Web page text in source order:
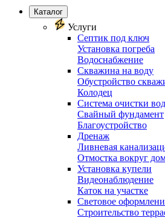
Каталог
Услуги
Септик под ключ
Установка погреба
Водоснабжение
Скважина на воду
Обустройство
Колодец
Система очистки
Свайный фундамент
Благоустройство
Дренаж
Ливневая
Отмостка вокруг
Установка купели
Видеонаблюдение
Каток на участке
Световое
Строительство